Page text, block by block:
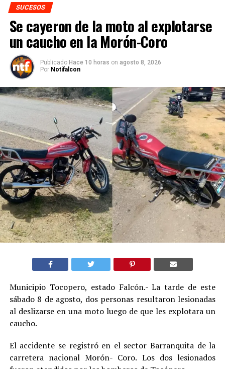
SUCESOS
Se cayeron de la moto al explotarse
un caucho en la Morón-Coro
Publicado Hace 10 horas on agosto 8, 2026
Por Notifalcon
Municipio Tocopero, estado Falcón.- La tarde de este
sábado 8 de agosto, dos personas resultaron lesionadas
al deslizarse en una moto luego de que les explotara un
caucho.
El accidente se registró en el sector Barranquita de la
carretera nacional Morón- Coro. Los dos lesionados